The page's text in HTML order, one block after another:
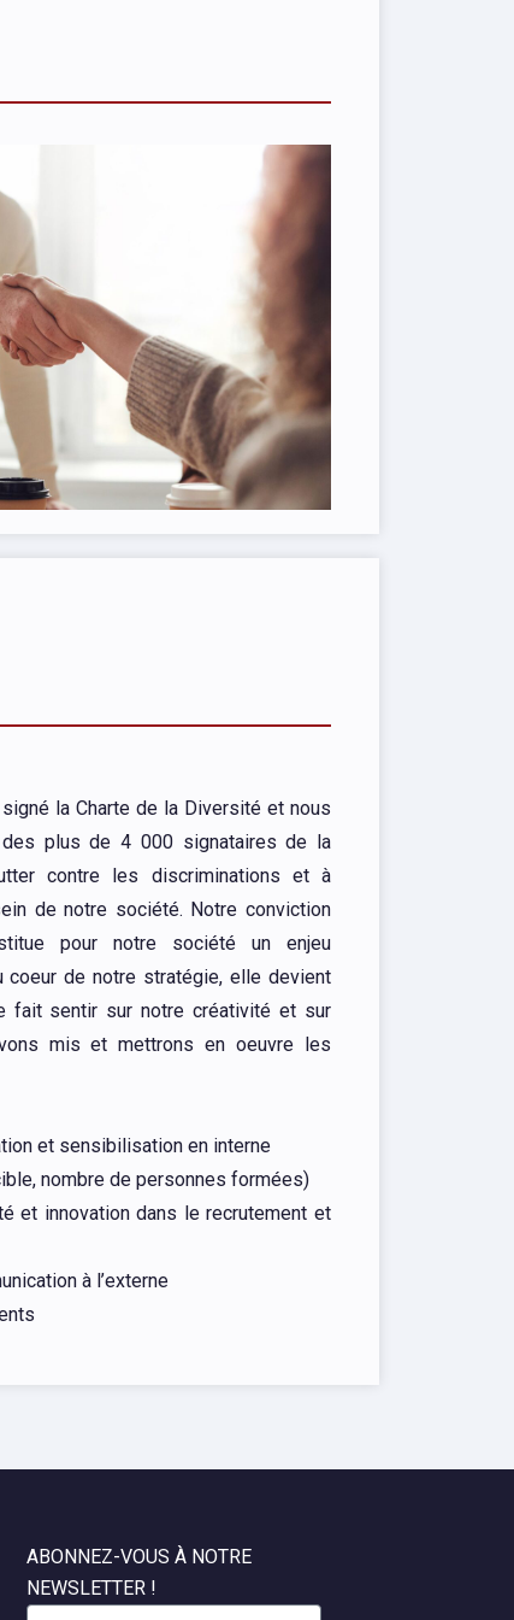
la Charte de la Diversité et nous
plus de 4 000 signataires de la
contre les discriminations et à
de notre société. Notre conviction
pour notre société un enjeu
coeur de notre stratégie, elle devient
fait sentir sur notre créativité et sur
mis et mettrons en oeuvre les
et sensibilisation en interne
nombre de personnes formées)
et innovation dans le recrutement et
à l’externe
ABONNEZ-VOUS À NOTRE
NEWSLETTER !